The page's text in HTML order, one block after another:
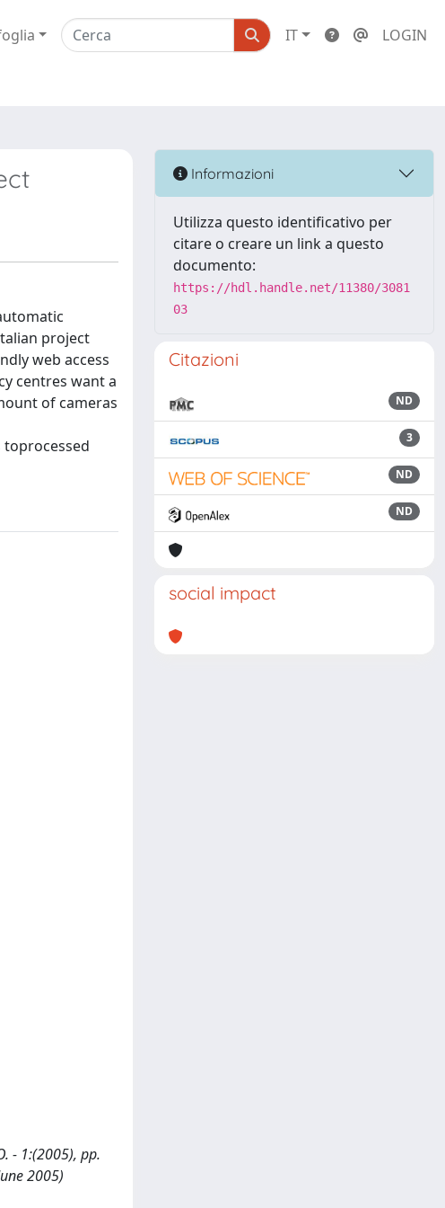
IT LOGIN
project
web access
centres want a
of cameras
- 1:(2005), pp.
2005)
Informazioni
Utilizza questo identificativo per
citare o creare un link a questo
documento:
https://hdl.handle.net/11380/3081
03
Citazioni
ND
3
ND
ND
social impact